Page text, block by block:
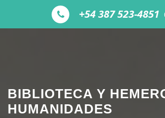
Skip to the content
+54 387 523-4851
BIBLIOTECA Y
HUMANIDADES